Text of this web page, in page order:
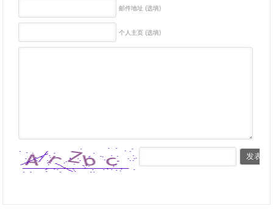
邮件地址 (选填)
个人主页 (选填)